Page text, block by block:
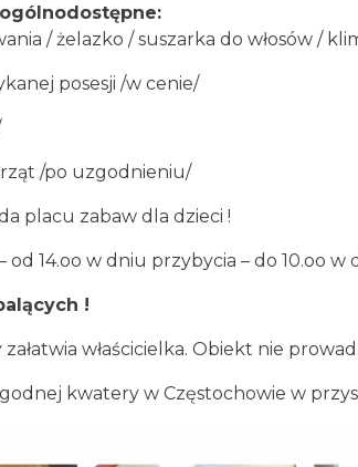
/ żelazko / suszarka do włosów /
posesji /w cenie/
/po uzgodnieniu/
placu zabaw dla dzieci !
od 14.oo w dniu przybycia – do 10.oo w
!
właścicielka. Obiekt nie
kwatery w Częstochowie w